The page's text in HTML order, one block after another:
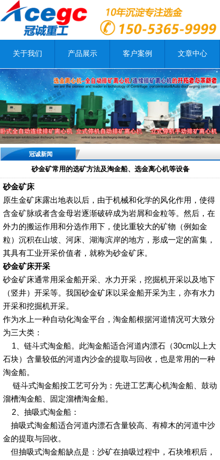
关于我们 产品展示 客户案例 文章中心
冠诚新闻
砂金矿常用的选矿方法及淘金船、选金离心机等设备
砂金矿床
原生金矿床露出地表以后，由于机械和化学的风化作用，使得
含金矿脉或者含金母岩逐渐破碎成为岩屑和金粒等。然后，在
外力的搬运作用和分选作用下，使比重较大的矿物（例如金
粒）沉积在山坡、河床、湖海滨岸的地方，形成一定的富集，
其具有工业开采价值者，就称为砂金矿床。
砂金矿床开采
砂金矿床通常用采金船开采、水力开采，挖掘机开采以及地下
（竖井）开采等。我国砂金矿床以采金船开采为主，亦有水力
开采和挖掘机开采。
作为水上一种自动化淘金平台，淘金船根据河道情况可大致分
为三大类：
1、链斗式淘金船。此淘金船适合河道内漂石（30cm以上大
石块）含量较低的河道内沙金的提取与回收，也是常用的一种
淘金船。
链斗式淘金船按工艺可分为：先进工艺离心机淘金船、鼓动
溜槽淘金船、固定溜槽淘金船。
2、抽吸式淘金船：
抽吸式淘金船适合河道内漂石含量较高、有樟木的河道中沙
金的提取与回收。
但抽吸式淘金船缺点是：沙矿在抽吸过程中，石块堆积后，